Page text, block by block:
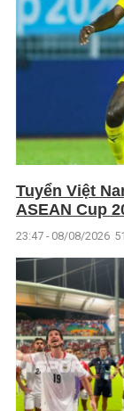
Tuyển Việt
ASEAN Cup
23:47 - 08/08/2026